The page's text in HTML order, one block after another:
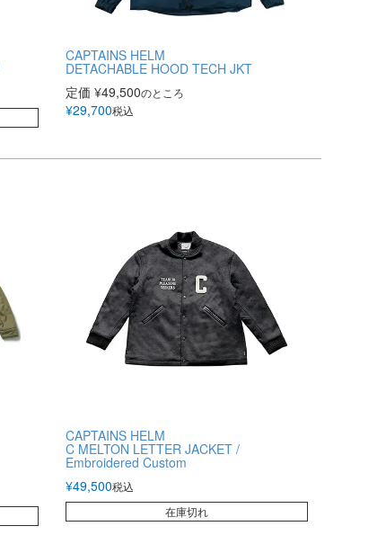
CAPTAINS HELM
DETACHABLE HOOD TECH JKT
定価 ¥49,500のところ
¥29,700税込
CAPTAINS HELM
C MELTON LETTER JACKET /
Embroidered Custom
¥49,500税込
在庫切れ